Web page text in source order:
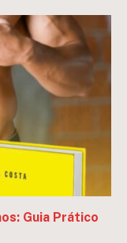
Guia Prático